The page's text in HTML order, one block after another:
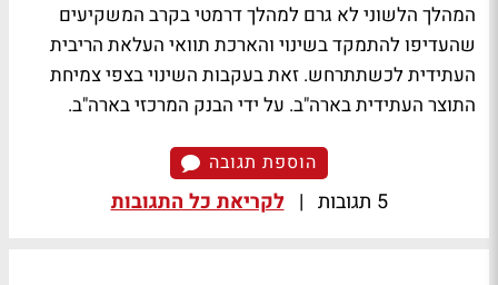
המהלך הלשוני לא גרם למהלך דרמטי בקרב המשקיעים
שהעדיפו להתמקד בשינוי והארכת תוואי העלאת הריבית
העתידית לכשתתרחש. זאת בעקבות השינוי בצפי צמיחת
התוצר העתידית בארה"ב. על ידי הבנק המרכזי בארה"ב.
הוספת תגובה
5 תגובות | לקריאת כל התגובות